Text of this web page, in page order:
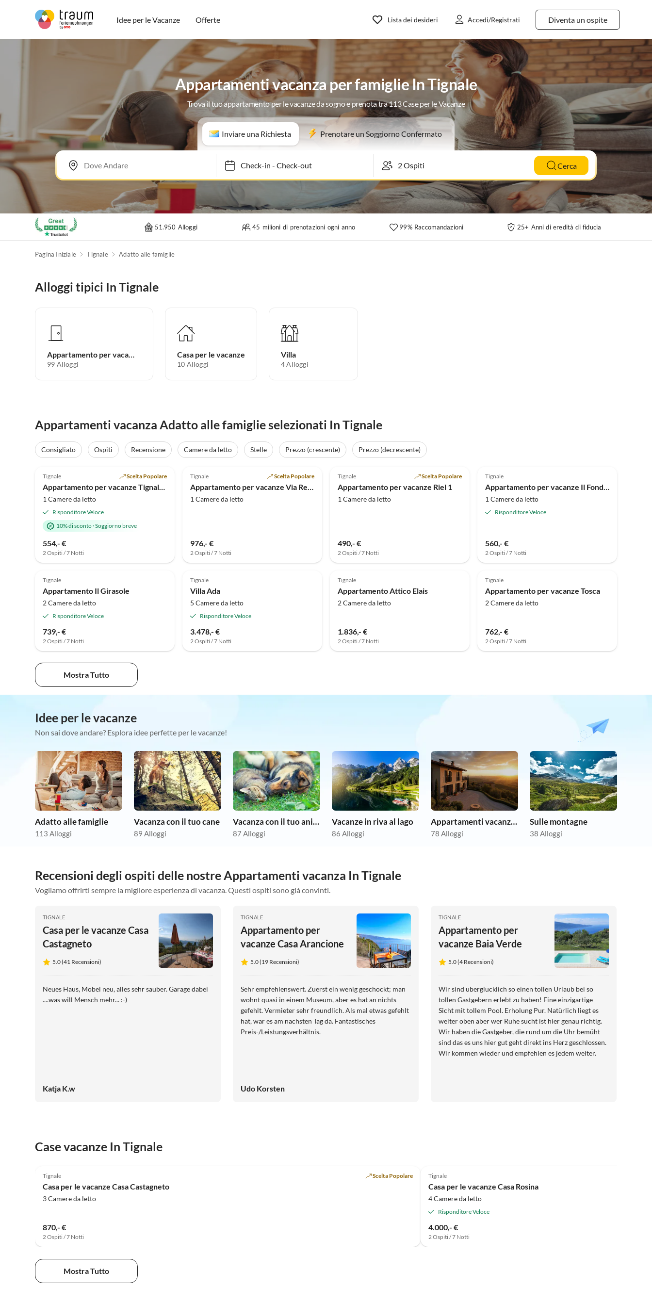
Idee per le Vacanze Offerte Diventa un ospite
Lista dei desideri Accedi/Registrati
Appartamenti vacanza per famiglie In Tignale
Trova il tuo appartamento per le vacanze da sogno e prenota tra 113 Case per le Vacanze
Inviare una Richiesta Prenotare un Soggiorno Confermato
Check-in- Check-out Cerca
51.950 Alloggi 45 milioni di prenotazioni ogni anno 99% Raccomandazioni 25+ Anni di eredità di fiducia
Pagina Iniziale Tignale Adatto alle famiglie
Alloggi tipici In Tignale
Appartamento per vacanze
99 Alloggi
Casa per le vacanze
10 Alloggi
Villa
4 Alloggi
Appartamenti vacanza Adatto alle famiglie selezionati In Tignale
Consigliato Ospiti Recensione Camere da letto Stelle Prezzo (crescente) Prezzo (decrescente)
Annuncio in
Alto
Tignale Scelta Popolare
Appartamento per vacanze Tignale-Olzano, Apt. 1
1 Camere da letto
Risponditore Veloce
10% di sconto·Soggiorno breve
554,- €
2 Ospiti / 7 Notti
Annuncio in
Alto
Tignale Scelta Popolare
Appartamento per vacanze Via Resem AER
1 Camere da letto
976,- €
2 Ospiti / 7 Notti
Tignale Scelta Popolare
Appartamento per vacanze Riel 1
1 Camere da letto
490,- €
2 Ospiti / 7 Notti
Tignale
Appartamento per vacanze Il Fondaco
1 Camere da letto
Risponditore Veloce
560,- €
2 Ospiti / 7 Notti
Alto
4.8 (1)
Tignale
Appartamento Il Girasole
2 Camere da letto
Risponditore Veloce
739,- €
2 Ospiti / 7 Notti
Alto
Tignale
Villa Ada
5 Camere da letto
Risponditore Veloce
3.478,- €
2 Ospiti / 7 Notti
Alto
Tignale
Appartamento Attico Elais
2 Camere da letto
1.836,- €
2 Ospiti / 7 Notti
Alto
Tignale
Appartamento per vacanze Tosca
2 Camere da letto
762,- €
2 Ospiti / 7 Notti
Mostra Tutto
Idee per le vacanze
Non sai dove andare? Esplora idee perfette per le vacanze!
Adatto alle famiglie
113 Alloggi
Vacanza con il tuo cane
89 Alloggi
Vacanza con il tuo animale domestico
87 Alloggi
Vacanze in riva al lago
86 Alloggi
Appartamenti vacanze economici
78 Alloggi
Sulle montagne
38 Alloggi
Recensioni degli ospiti delle nostre Appartamenti vacanza In Tignale
Vogliamo offrirti sempre la migliore esperienza di vacanza. Questi ospiti sono già convinti.
TIGNALE
Casa per le vacanze Casa
Castagneto
5.0 (41 Recensioni)
Neues Haus, Möbel neu, alles sehr sauber. Garage dabei
....was will Mensch mehr... :-)
Katja K.w
TIGNALE
Appartamento per
vacanze Casa Arancione
5.0 (19 Recensioni)
Sehr empfehlenswert. Zuerst ein wenig geschockt; man
wohnt quasi in einem Museum, aber es hat an nichts
gefehlt. Vermieter sehr freundlich. Als mal etwas gefehlt
hat, war es am nächsten Tag da. Fantastisches
Preis-/Leistungsverhältnis.
Udo Korsten
TIGNALE
Appartamento per
vacanze Baia Verde
5.0 (4 Recensioni)
Wir sind überglücklich so einen tollen Urlaub bei so
tollen Gastgebern erlebt zu haben! Eine einzigartige
Sicht mit tollem Pool. Erholung Pur. Natürlich liegt es
weiter oben aber wer Ruhe sucht ist hier genau richtig.
Wir haben die Gastgeber, die rund um die Uhr bemüht
sind das es uns hier gut geht direkt ins Herz geschlossen.
Wir kommen wieder und empfehlen es jedem weiter.
Case vacanze In Tignale
Tignale Scelta Popolare
Casa per le vacanze Casa Castagneto
3 Camere da letto
870,- €
2 Ospiti / 7 Notti
Tignale
Casa per le vacanze Casa Rosina
4 Camere da letto
Risponditore Veloce
4.000,- €
2 Ospiti / 7 Notti
Mostra Tutto